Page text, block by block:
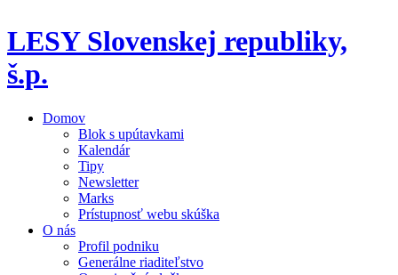
LESY Slovenskej republiky,
š.p.
Domov
Blok s upútavkami
Kalendár
Tipy
Newsletter
Marks
Prístupnosť webu skúška
O nás
Profil podniku
Generálne riaditeľstvo